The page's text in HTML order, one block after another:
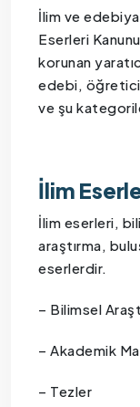
İlim ve
Eserleri
korunan
edebi, öğretici
ve şu
İlim
İlim eserleri,
araştırma,
eserlerdir.
– Bilimsel
– Akademik
– Tezler